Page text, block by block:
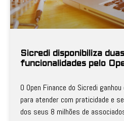
Sicredi disponibiliza
funcionalidades pelo
O Open Finance do Sicredi
para atender com praticidade e
dos seus 8 milhões de